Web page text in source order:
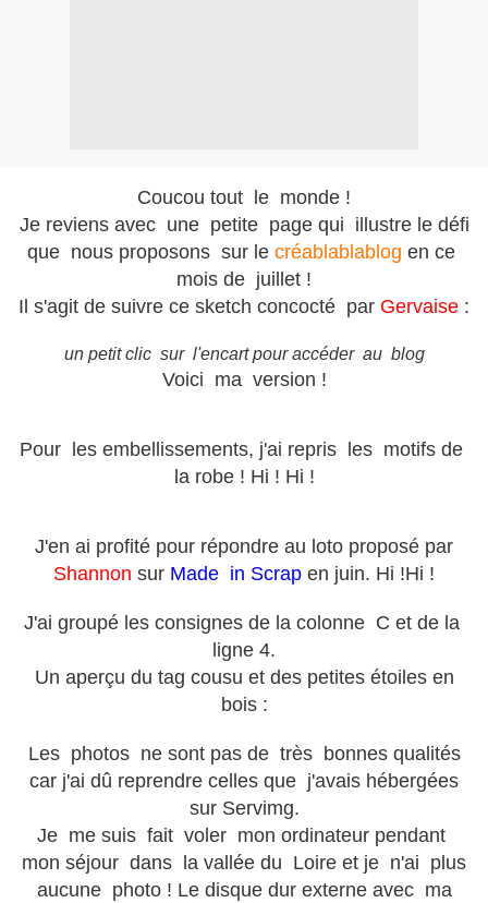
Coucou tout le monde !
Je reviens avec une petite page qui illustre le défi
que nous proposons sur le créablablablog en ce
mois de juillet !
Il s'agit de suivre ce sketch concocté par Gervaise :
un petit clic sur l'encart pour accéder au blog
Voici ma version !
Pour les embellissements, j'ai repris les motifs de
la robe ! Hi ! Hi !
J'en ai profité pour répondre au loto proposé par
Shannon sur Made in Scrap en juin. Hi !Hi !
J'ai groupé les consignes de la colonne C et de la
ligne 4.
Un aperçu du tag cousu et des petites étoiles en
bois :
Les photos ne sont pas de très bonnes qualités
car j'ai dû reprendre celles que j'avais hébergées
sur Servimg.
Je me suis fait voler mon ordinateur pendant
mon séjour dans la vallée du Loire et je n'ai plus
aucune photo ! Le disque dur externe avec ma